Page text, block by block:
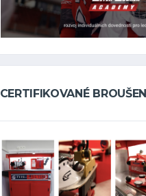
CERTIFIKOVANÉ